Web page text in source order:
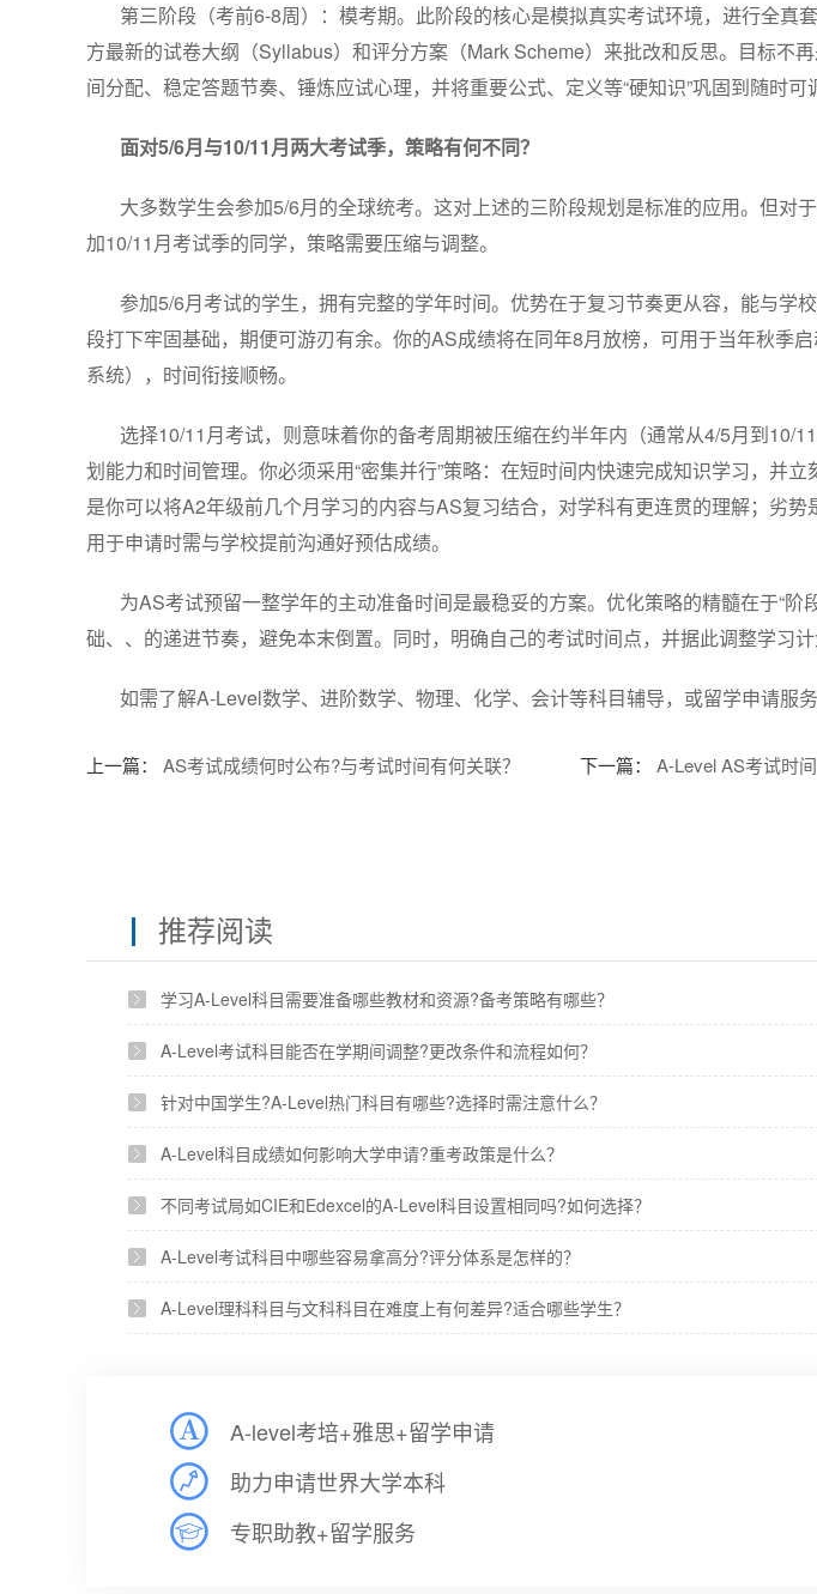
第三阶段（考前6-8周）：模考期。此阶段的核心是模拟真实考试环境，进行全真
方最新的试卷大纲（Syllabus）和评分方案（Mark Scheme）来批改和反思。目标不
间分配、稳定答题节奏、锤炼应试心理，并将重要公式、定义等“硬知识”巩固到随时可
面对5/6月与10/11月两大考试季，策略有何不同？
大多数学生会参加5/6月的全球统考。这对上述的三阶段规划是标准的应用。但对
加10/11月考试季的同学，策略需要压缩与调整。
参加5/6月考试的学生，拥有完整的学年时间。优势在于复习节奏更从容，能与学
段打下牢固基础，期便可游刃有余。你的AS成绩将在同年8月放榜，可用于当年秋季
系统），时间衔接顺畅。
选择10/11月考试，则意味着你的备考周期被压缩在约半年内（通常从4/5月到10/
划能力和时间管理。你必须采用“密集并行”策略：在短时间内快速完成知识学习，并
是你可以将A2年级前几个月学习的内容与AS复习结合，对学科有更连贯的理解；劣势
用于申请时需与学校提前沟通好预估成绩。
为AS考试预留一整学年的主动准备时间是最稳妥的方案。优化策略的精髓在于“阶
础、、的递进节奏，避免本末倒置。同时，明确自己的考试时间点，并据此调整学习计
如需了解A-Level数学、进阶数学、物理、化学、会计等科目辅导，或留学申请服
上一篇： AS考试成绩何时公布?与考试时间有何关联？ 下一篇： A-Level AS考试时间
推荐阅读
学习A-Level科目需要准备哪些教材和资源?备考策略有哪些？
A-Level考试科目能否在学期间调整?更改条件和流程如何？
针对中国学生?A-Level热门科目有哪些?选择时需注意什么？
A-Level科目成绩如何影响大学申请?重考政策是什么？
不同考试局如CIE和Edexcel的A-Level科目设置相同吗?如何选择？
A-Level考试科目中哪些容易拿高分?评分体系是怎样的？
A-Level理科科目与文科科目在难度上有何差异?适合哪些学生？
A-level考培+雅思+留学申请
助力申请世界大学本科
专职助教+留学服务